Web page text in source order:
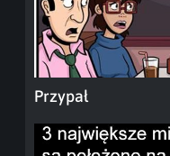
Przypał